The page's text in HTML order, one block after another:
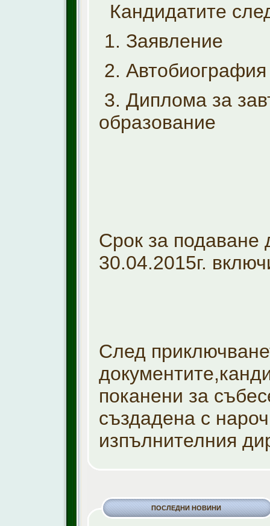
Кандидатите
1. Заявление
2. Автобиография
3. Диплома за
образование
Срок за подаване
30.04.2015г.
След
поканени за
създадена с
изпълнителния
ПОСЛЕДНИ НОВИНИ